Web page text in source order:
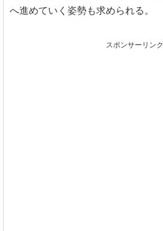
へ進めていく姿勢も求められる。
スポンサーリンク